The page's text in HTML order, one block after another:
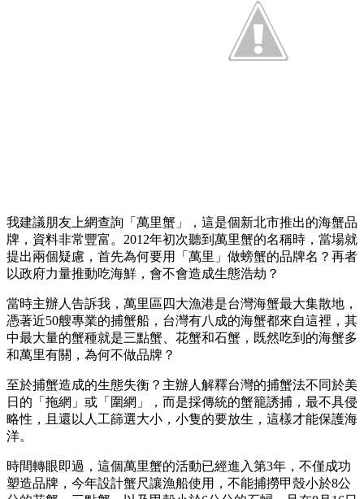
我建議朋友上網查詢「萬里蟹」，這是個新北市推出的海蟹品
牌，資料非常豐富。2012年初次聽到萬里蟹的名稱時，當場就
提出兩個疑慮，首先為何要用「萬里」做螃蟹的品牌名？再者
以政府力量推動吃海鮮，會不會造成生態浩劫？
當時主辦人告訴我，萬里區四大漁港是台灣海蟹最大集散地，
憑著近50艘專業的捕蟹船，台灣有八成的海蟹都來自這裡，其
中最大量的蟹種就是三點蟹、花蟹和石蟹，既然吃到的海蟹多
和萬里有關，為何不做品牌？
至於捕蟹造成的生態失衡？主辦人解釋台灣的捕蟹法不同於美
日的「拖網」或「圍網」，而是採傳統的蟹籠誘捕，最不具侵
略性，且還以人工篩選大小，小隻的要放生，這樣才能保護海
洋。
時間轉眼即過，這個萬里蟹的活動已經進入第3年，不僅成功
塑造品牌，今年設計蟹尺讓漁船使用，不能捕撈甲殼小於8公